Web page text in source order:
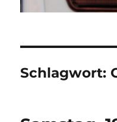
Schlagwort: